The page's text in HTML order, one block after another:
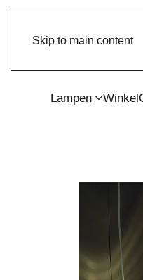
Skip to main content
Lampen Winkel